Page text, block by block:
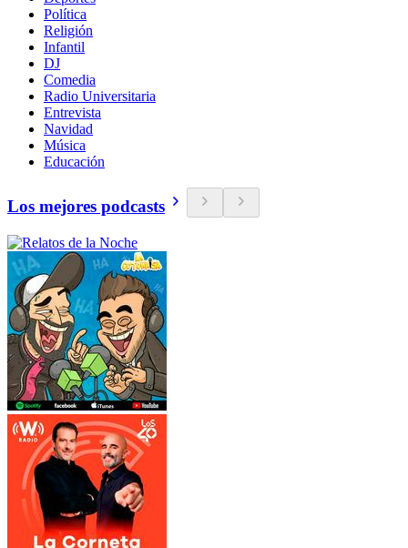
Política
Religión
Infantil
DJ
Comedia
Radio Universitaria
Entrevista
Navidad
Música
Educación
Los mejores podcasts